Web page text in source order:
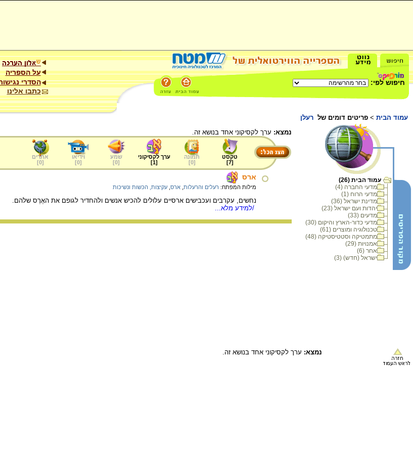
חיפוש לפי:
על הספריה
הסדרי
כתבו אלינו
עמוד הבית > פריטים דומים של רעלן
עמוד הבית (26)
מדעי החברה (4)
מדעי הרוח (1)
מדינת ישראל (36)
יהדות ועם ישראל (23)
מדעים (33)
מדעי כדור-הארץ והיקום (30)
טכנולוגיה ומוצרים (61)
מתמטיקה וסטטיסטיקה (48)
אמנויות (29)
אחר (6)
ישראל (חדש) (3)
נמצא: ערך לקסיקוני אחד בנושא זה.
טקסט
[
7
]
תמונה
[
0
]
ערך לקסיקוני
[
1
]
שמע
[
0
]
וידיאו
[
0
]
אתרים
[
0
]
ארס
מילות המפתח: רעלים והרעלות ארס עקיצות, הכשות ונשיכות
נחשים, עקרבים ועכבישים ארסיים עלולים להכיש אנשים ולהחדיר לגופם את האֶרֶס שלהם.
/למידע מלא...
נמצא: ערך לקסיקוני אחד בנושא זה.